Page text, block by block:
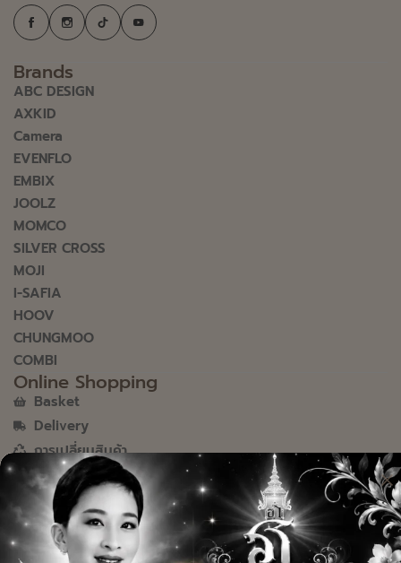
Brands
ABC DESIGN
AXKID
Camera
EVENFLO
EMBIX
JOOLZ
MOMCO
SILVER CROSS
MOJI
I-SAFIA
HOOV
CHUNGMOO
COMBI
Online Shopping
Basket
Delivery
การเปลี่ยนสินค้า
FAQ
Payment informations
About babysphere
Parent Checklist